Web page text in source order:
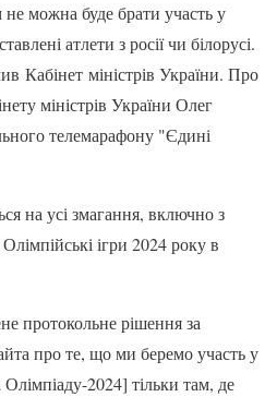
можна буде брати участь у
атлети з росії чи білорусі.
Кабінет міністрів України. Про
міністрів України Олег
телемарафону "Єдині
на усі змагання, включно з
ігри 2024 року в
протокольне рішення за
про те, що ми беремо участь у
2024] тільки там, де